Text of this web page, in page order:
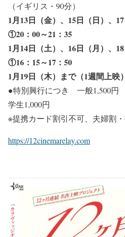
（イギリス・90分）
1月13日（金）、15日（日）、
①20：00～21：35
1月14日（土）、16日（月）、18
①16：15～17：50
1月19日（木）まで（1週間上映）
●特別興行につき 一般1,500円
学生1,000円
※提携カード割引不可、夫婦割
https://12cinemarelay.com